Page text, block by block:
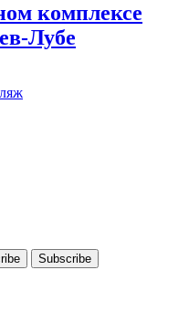
комплексе
Лубе
Subscribe